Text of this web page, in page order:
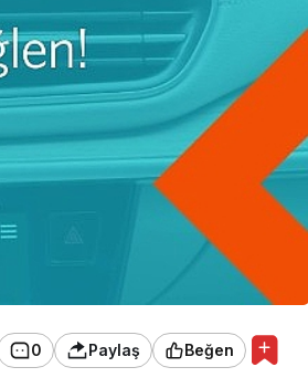
0 Paylaş Beğen